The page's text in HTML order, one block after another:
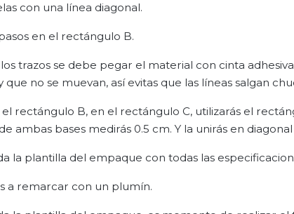
con una línea diagonal.
en el rectángulo B.
trazos se debe pegar el material con cinta
que no se muevan, así evitas que las líneas salgan
rectángulo B, en el rectángulo C, utilizarás el
ambas bases medirás 0.5 cm. Y la unirás en
la plantilla del empaque con todas las
a remarcar con un plumín.